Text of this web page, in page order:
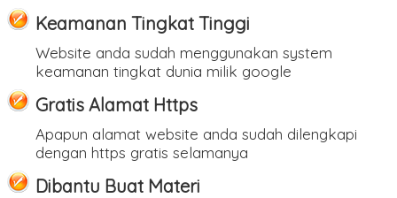
Keamanan Tingkat Tinggi
Website anda sudah menggunakan system
keamanan tingkat dunia milik google
Gratis Alamat Https
Apapun alamat website anda sudah dilengkapi
dengan https gratis selamanya
Dibantu Buat Materi